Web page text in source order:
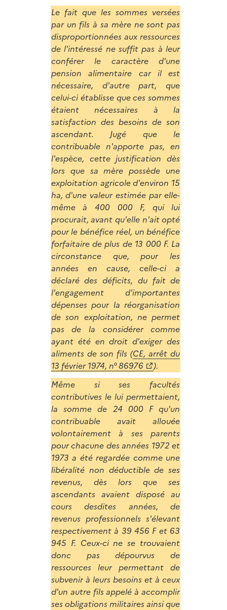
Le fait que les sommes versées
par un fils à sa mère ne sont pas
disproportionnées aux ressources
de l'intéressé ne suffit pas à leur
conférer le caractère d'une
pension alimentaire car il est
nécessaire, d'autre part, que
celui-ci établisse que ces sommes
étaient nécessaires à la
satisfaction des besoins de son
ascendant. Jugé que le
contribuable n'apporte pas, en
l'espèce, cette justification dès
lors que sa mère possède une
exploitation agricole d'environ 15
ha, d'une valeur estimée par elle-
même à 400 000 F, qui lui
procurait, avant qu'elle n'ait opté
pour le bénéfice réel, un bénéfice
forfaitaire de plus de 13 000 F. La
circonstance que, pour les
années en cause, celle-ci a
déclaré des déficits, du fait de
l'engagement d'importantes
dépenses pour la réorganisation
de son exploitation, ne permet
pas de la considérer comme
ayant été en droit d'exiger des
aliments de son fils (CE, arrêt du
13 février 1974, n° 86976
).
Même si ses facultés
contributives le lui permettaient,
la somme de 24 000 F qu'un
contribuable avait allouée
volontairement à ses parents
pour chacune des années 1972 et
1973 a été regardée comme une
libéralité non déductible de ses
revenus, dès lors que ses
ascendants avaient disposé au
cours desdites années, de
revenus professionnels s'élevant
respectivement à 39 456 F et 63
945 F. Ceux-ci ne se trouvaient
donc pas dépourvus de
ressources leur permettant de
subvenir à leurs besoins et à ceux
d'un autre fils appelé à accomplir
ses obligations militaires ainsi que